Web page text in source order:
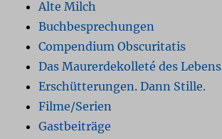
Alte Milch
Buchbesprechungen
Compendium Obscuritatis
Das Maurerdekolleté des Lebens
Erschütterungen. Dann Stille.
Filme/Serien
Gastbeiträge